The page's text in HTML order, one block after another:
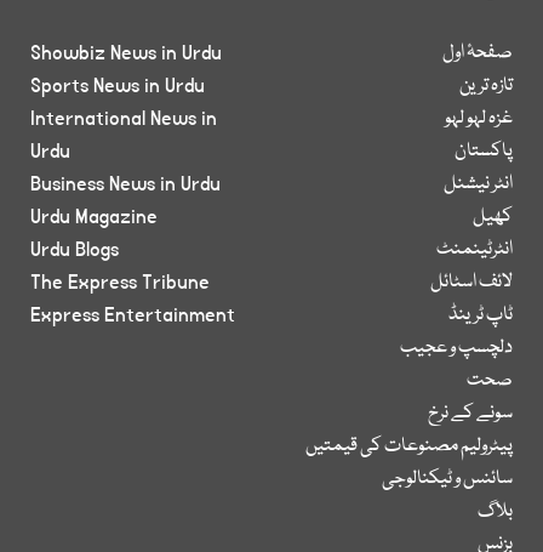
صفحۂ اول
تازہ ترین
غزہ لہو لہو
پاکستان
انٹر نیشنل
کھیل
انٹرٹینمنٹ
لائف اسٹائل
ٹاپ ٹرینڈ
دلچسپ و عجیب
صحت
سونے کے نرخ
پیٹرولیم مصنوعات کی قیمتیں
سائنس و ٹیکنالوجی
بلاگ
بزنس
Showbiz News in Urdu
Sports News in Urdu
International News in
Urdu
Business News in Urdu
Urdu Magazine
Urdu Blogs
The Express Tribune
Express Entertainment